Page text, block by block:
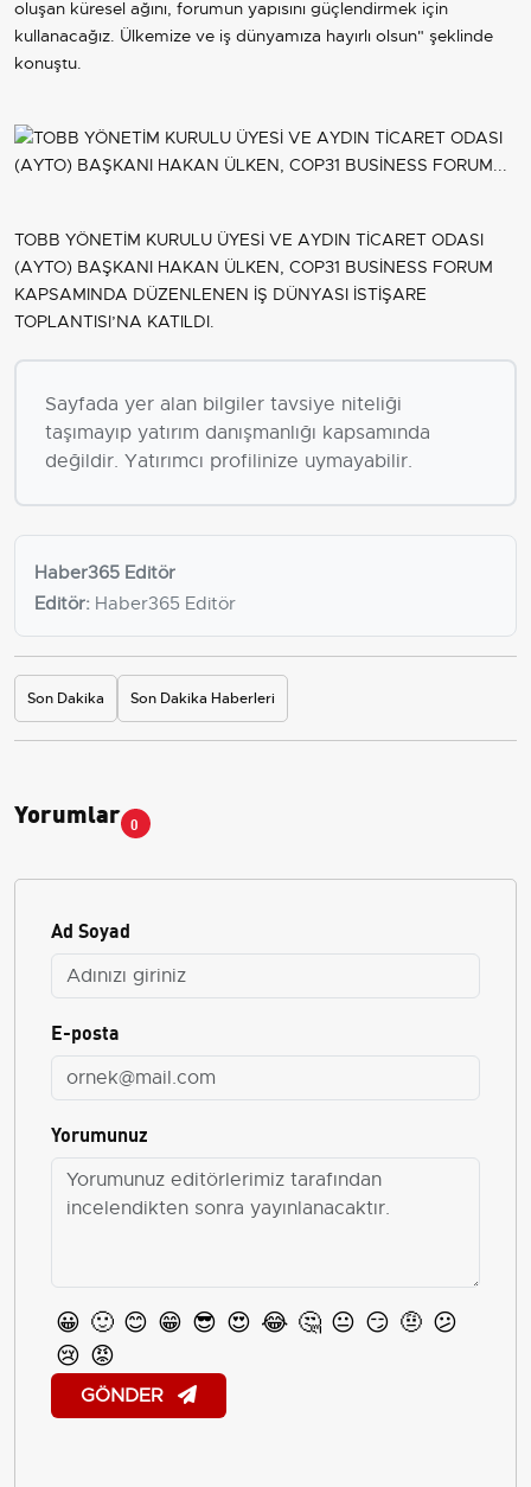
oluşan küresel ağını, forumun yapısını güçlendirmek için
kullanacağız. Ülkemize ve iş dünyamıza hayırlı olsun" şeklinde
konuştu.
TOBB YÖNETİM KURULU ÜYESİ VE AYDIN TİCARET ODASI
(AYTO) BAŞKANI HAKAN ÜLKEN, COP31 BUSİNESS FORUM
KAPSAMINDA DÜZENLENEN İŞ DÜNYASI İSTİŞARE
TOPLANTISI’NA KATILDI.
Sayfada yer alan bilgiler tavsiye niteliği
taşımayıp yatırım danışmanlığı kapsamında
değildir. Yatırımcı profilinize uymayabilir.
Haber365 Editör
Editör: Haber365 Editör
Son Dakika Son Dakika Haberleri
Yorumlar 0
Ad Soyad
E-posta
Yorumunuz
😀 🙂 😊 😁 😎 😍 😂 🤔 😐 😏 🤨 😕
😢 😡
GÖNDER